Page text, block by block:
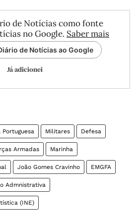
de Notícias como fonte
no Google. Saber mais
de Notícias ao Google
Já adicionei
Portuguesa Militares Defesa
Armadas Marinha
João Gomes Cravinho EMGFA
Admnistrativa
(INE)